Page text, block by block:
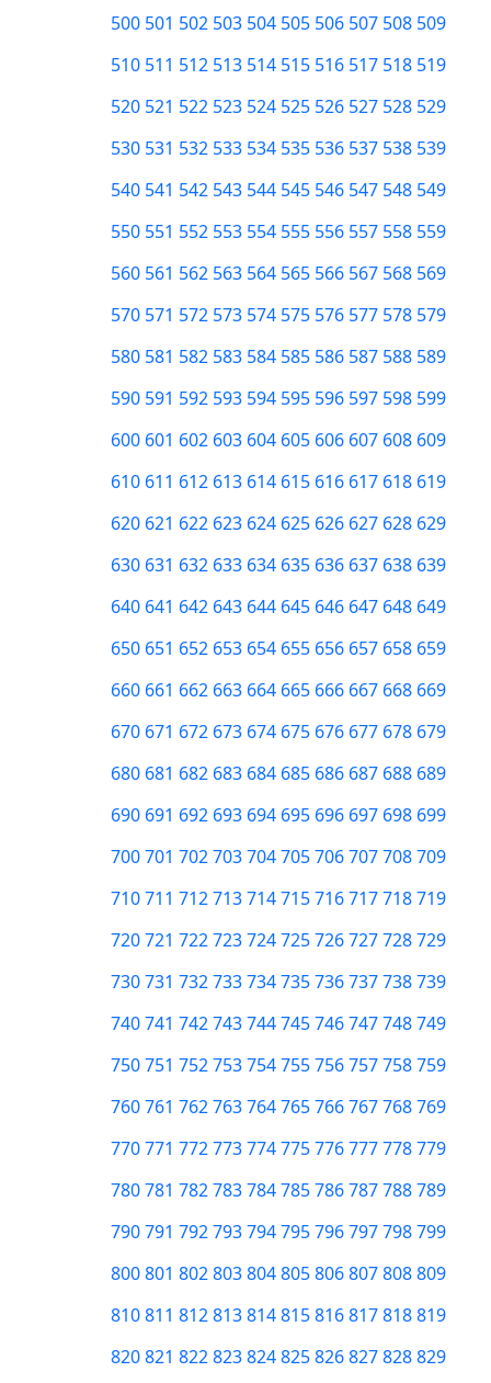
500 501 502 503 504 505 506 507 508 509
510 511 512 513 514 515 516 517 518 519
520 521 522 523 524 525 526 527 528 529
530 531 532 533 534 535 536 537 538 539
540 541 542 543 544 545 546 547 548 549
550 551 552 553 554 555 556 557 558 559
560 561 562 563 564 565 566 567 568 569
570 571 572 573 574 575 576 577 578 579
580 581 582 583 584 585 586 587 588 589
590 591 592 593 594 595 596 597 598 599
600 601 602 603 604 605 606 607 608 609
610 611 612 613 614 615 616 617 618 619
620 621 622 623 624 625 626 627 628 629
630 631 632 633 634 635 636 637 638 639
640 641 642 643 644 645 646 647 648 649
650 651 652 653 654 655 656 657 658 659
660 661 662 663 664 665 666 667 668 669
670 671 672 673 674 675 676 677 678 679
680 681 682 683 684 685 686 687 688 689
690 691 692 693 694 695 696 697 698 699
700 701 702 703 704 705 706 707 708 709
710 711 712 713 714 715 716 717 718 719
720 721 722 723 724 725 726 727 728 729
730 731 732 733 734 735 736 737 738 739
740 741 742 743 744 745 746 747 748 749
750 751 752 753 754 755 756 757 758 759
760 761 762 763 764 765 766 767 768 769
770 771 772 773 774 775 776 777 778 779
780 781 782 783 784 785 786 787 788 789
790 791 792 793 794 795 796 797 798 799
800 801 802 803 804 805 806 807 808 809
810 811 812 813 814 815 816 817 818 819
820 821 822 823 824 825 826 827 828 829